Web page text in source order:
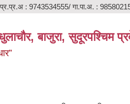
प्र.प्र.अ : 9743534555/ गा.पा.अ. :
धुलाचौर, बाजुरा, सुदूरपश्चिम